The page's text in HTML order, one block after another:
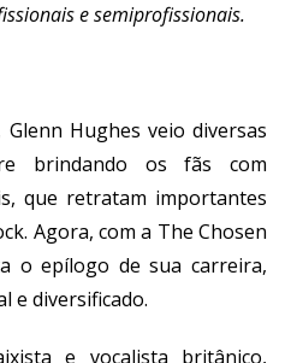
e semiprofissionais.
Hughes veio diversas
brindando os fãs com
que retratam importantes
Agora, com a The Chosen
o epílogo de sua carreira,
e diversificado.
e vocalista britânico,